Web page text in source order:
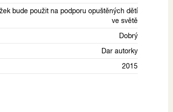
bude použit na podporu opuštěných dětí
ve světě
Dobrý
Dar autorky
2015